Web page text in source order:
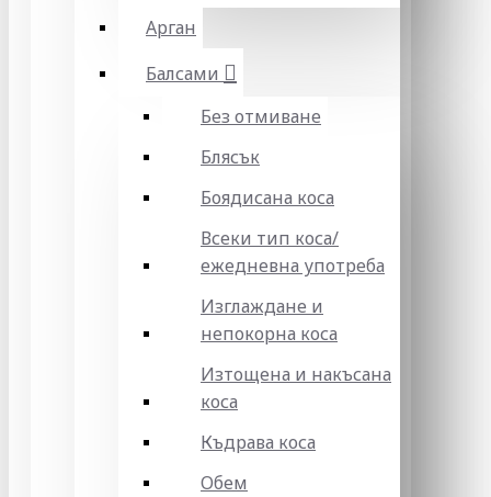
Арган
Балсами
Без отмиване
Блясък
Боядисана коса
Всеки тип коса/
ежедневна употреба
Изглаждане и
непокорна коса
Изтощена и накъсана
коса
Къдрава коса
Обем